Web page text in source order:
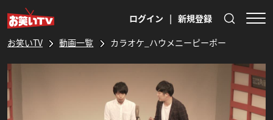
ログイン | 新規登録
お笑いTV 動画一覧 カラオケ_ハウメニーピーポー